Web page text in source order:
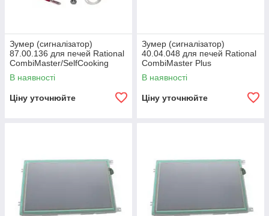
Зумер (сигналізатор)
87.00.136 для печей Rational
CombiMaster/SelfCooking
Center
В наявності
Ціну уточнюйте
Зумер (сигналізатор)
40.04.048 для печей Rational
CombiMaster Plus
XS/61/101/201
В наявності
Ціну уточнюйте